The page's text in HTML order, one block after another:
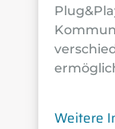
Weitere